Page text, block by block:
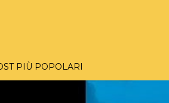
PIÙ POPOLARI